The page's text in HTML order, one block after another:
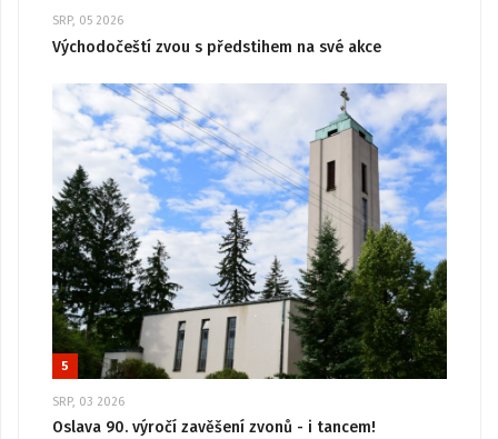
SRP, 05 2026
Východočeští zvou s předstihem na své akce
5
SRP, 03 2026
Oslava 90. výročí zavěšení zvonů - i tancem!